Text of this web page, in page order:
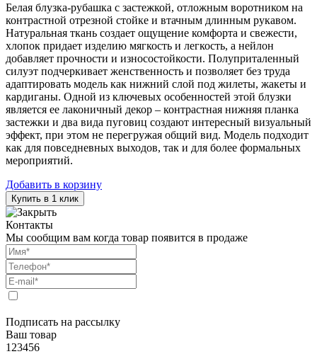
Белая блузка-рубашка с застежкой, отложным воротником на
контрастной отрезной стойке и втачным длинным рукавом.
Натуральная ткань создает ощущение комфорта и свежести,
хлопок придает изделию мягкость и легкость, а нейлон
добавляет прочности и износостойкости. Полуприталенный
силуэт подчеркивает женственность и позволяет без труда
адаптировать модель как нижний слой под жилеты, жакеты и
кардиганы. Одной из ключевых особенностей этой блузки
является ее лаконичный декор – контрастная нижняя планка
застежки и два вида пуговиц создают интересный визуальный
эффект, при этом не перегружая общий вид. Модель подходит
как для повседневных выходов, так и для более формальных
мероприятий.
Добавить в корзину
Купить в 1 клик
Контакты
Мы сообщим вам когда товар появится в продаже
Подписать на рассылку
Ваш товар
123456